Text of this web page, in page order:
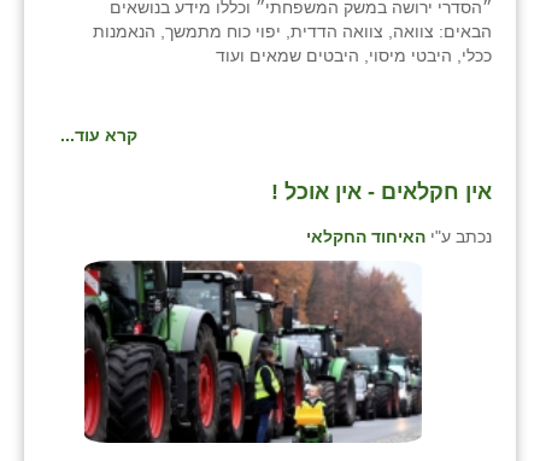
״הסדרי ירושה במשק המשפחתי״ וכללו מידע בנושאים
הבאים: צוואה, צוואה הדדית, יפוי כוח מתמשך, הנאמנות
ככלי, היבטי מיסוי, היבטים שמאים ועוד
קרא עוד...
אין חקלאים - אין אוכל !
נכתב ע"י האיחוד החקלאי